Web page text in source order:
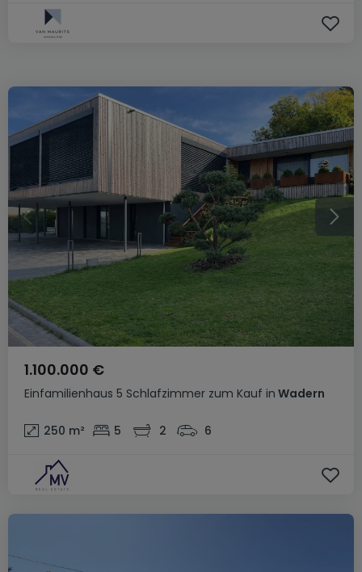
Einfamilienhaus 5 Schlafzimmer zum Kauf in Wadern
1.100.000 €
250 m² 5 2 6